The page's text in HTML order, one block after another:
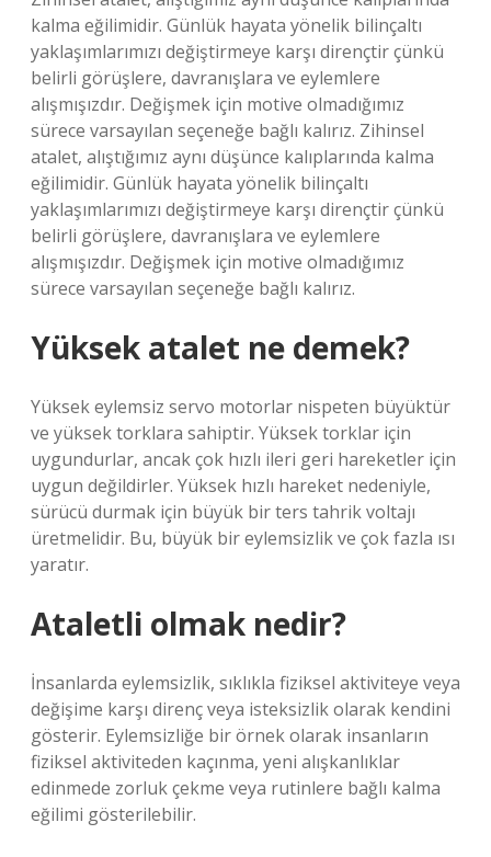
kalma eğilimidir. Günlük hayata yönelik bilinçaltı
yaklaşımlarımızı değiştirmeye karşı dirençtir çünkü
belirli görüşlere, davranışlara ve eylemlere
alışmışızdır. Değişmek için motive olmadığımız
sürece varsayılan seçeneğe bağlı kalırız. Zihinsel
atalet, alıştığımız aynı düşünce kalıplarında kalma
eğilimidir. Günlük hayata yönelik bilinçaltı
yaklaşımlarımızı değiştirmeye karşı dirençtir çünkü
belirli görüşlere, davranışlara ve eylemlere
alışmışızdır. Değişmek için motive olmadığımız
sürece varsayılan seçeneğe bağlı kalırız.
Yüksek atalet ne demek?
Yüksek eylemsiz servo motorlar nispeten büyüktür
ve yüksek torklara sahiptir. Yüksek torklar için
uygundurlar, ancak çok hızlı ileri geri hareketler için
uygun değildirler. Yüksek hızlı hareket nedeniyle,
sürücü durmak için büyük bir ters tahrik voltajı
üretmelidir. Bu, büyük bir eylemsizlik ve çok fazla ısı
yaratır.
Ataletli olmak nedir?
İnsanlarda eylemsizlik, sıklıkla fiziksel aktiviteye veya
değişime karşı direnç veya isteksizlik olarak kendini
gösterir. Eylemsizliğe bir örnek olarak insanların
fiziksel aktiviteden kaçınma, yeni alışkanlıklar
edinmede zorluk çekme veya rutinlere bağlı kalma
eğilimi gösterilebilir.